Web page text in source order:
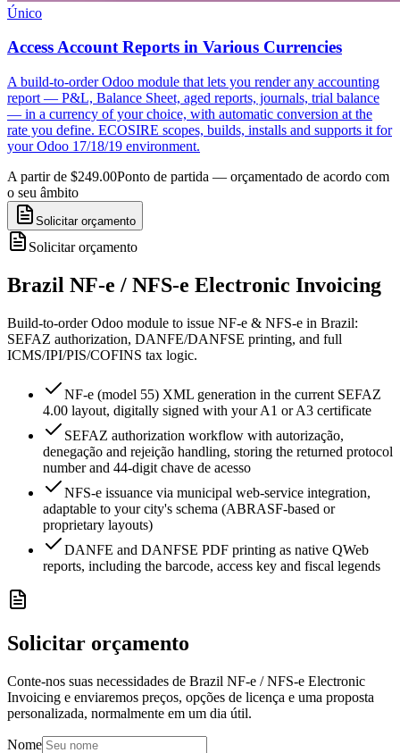
Único
Access Account Reports in Various Currencies
A build-to-order Odoo module that lets you render any accounting
report — P&L, Balance Sheet, aged reports, journals, trial balance
— in a currency of your choice, with automatic conversion at the
rate you define. ECOSIRE scopes, builds, installs and supports it for
your Odoo 17/18/19 environment.
A partir de $249.00Ponto de partida — orçamentado de acordo com
o seu âmbito
Solicitar orçamento
Solicitar orçamento
Brazil NF-e / NFS-e Electronic Invoicing
Build-to-order Odoo module to issue NF-e & NFS-e in Brazil:
SEFAZ authorization, DANFE/DANFSE printing, and full
ICMS/IPI/PIS/COFINS tax logic.
NF-e (model 55) XML generation in the current SEFAZ
4.00 layout, digitally signed with your A1 or A3 certificate
SEFAZ authorization workflow with autorização,
denegação and rejeição handling, storing the returned protocol
number and 44-digit chave de acesso
NFS-e issuance via municipal web-service integration,
adaptable to your city's schema (ABRASF-based or
proprietary layouts)
DANFE and DANFSE PDF printing as native QWeb
reports, including the barcode, access key and fiscal legends
Solicitar orçamento
Conte-nos suas necessidades de Brazil NF-e / NFS-e Electronic
Invoicing e enviaremos preços, opções de licença e uma proposta
personalizada, normalmente em um dia útil.
Nome